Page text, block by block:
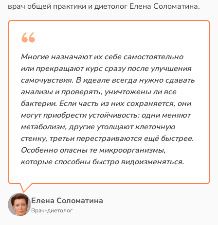
врач общей практики и диетолог Елена Соломатина.
Многие назначают их себе самостоятельно
или прекращают курс сразу после улучшения
самочувствия. В идеале всегда нужно сдавать
анализы и проверять, уничтожены ли все
бактерии. Если часть из них сохраняется, они
могут приобрести устойчивость: одни меняют
метаболизм, другие утолщают клеточную
стенку, третьи перестраиваются ещё быстрее.
Особенно опасны те микроорганизмы,
которые способны быстро видоизменяться.
Елена Соломатина
Врач-диетолог